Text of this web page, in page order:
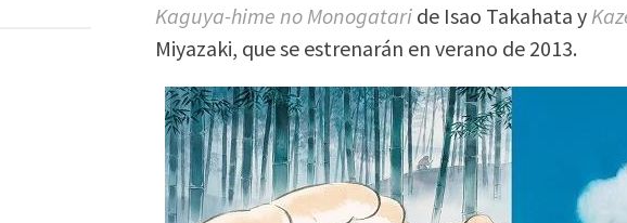
Kaguya-hime no Monogatari de Isao Takahata y
Miyazaki, que se estrenarán en verano de 2013.